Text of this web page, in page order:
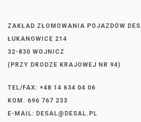
ZAKŁAD ZŁOMOWANIA POJAZDÓW
ŁUKANOWICE 214
32-830 WOJNICZ
(PRZY DRODZE KRAJOWEJ NR 94)
TEL/FAX: +48 14 634 04 06
KOM. 696 767 233
E-MAIL: DESAL@DESAL.PL